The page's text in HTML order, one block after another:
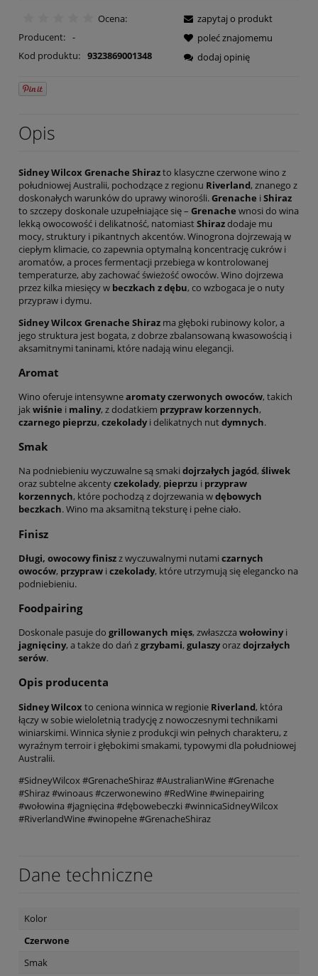
Ocena:
Producent: -
Kod produktu: 9323869001348
zapytaj o produkt
poleć znajomemu
dodaj opinię
Opis
Sidney Wilcox Grenache Shirazto klasyczne czerwone wino z
południowej Australii, pochodzące z regionu Riverland, znanego z
doskonałych warunków do uprawy winorośli.Grenache i Shiraz
to szczepy doskonale uzupełniające się – Grenache wnosi do wina
lekką owocowość i delikatność, natomiastShirazdodaje mu
mocy, struktury i pikantnych akcentów. Winogrona dojrzewają w
ciepłym klimacie, co zapewnia optymalną koncentrację cukrów i
aromatów, a proces fermentacji przebiega w kontrolowanej
temperaturze, aby zachować świeżość owoców. Wino dojrzewa
przez kilka miesięcy w beczkach z dębu, co wzbogaca je o nuty
przypraw i dymu.
Sidney Wilcox Grenache Shiraz ma głęboki rubinowy kolor, a
jego struktura jest bogata, z dobrze zbalansowaną kwasowością i
aksamitnymi taninami, które nadają winu elegancji.
Aromat
Wino oferuje intensywnearomaty czerwonych owoców, takich
jakwiśnie i maliny, z dodatkiem przypraw korzennych,
czarnego pieprzu, czekoladyi delikatnych nutdymnych.
Smak
Na podniebieniu wyczuwalne są smaki dojrzałych jagód, śliwek
oraz subtelne akcentyczekolady, pieprzu i przypraw
korzennych, które pochodzą z dojrzewania wdębowych
beczkach. Wino ma aksamitną teksturę i pełne ciało.
Finisz
Długi, owocowy finiszz wyczuwalnymi nutami czarnych
owoców, przypraw i czekolady, które utrzymują się elegancko na
podniebieniu.
Foodpairing
Doskonale pasuje do grillowanych mięs, zwłaszcza wołowinyi
jagnięciny, a także do dań zgrzybami, gulaszyorazdojrzałych
serów.
Opis producenta
Sidney Wilcox to ceniona winnica w regionie Riverland, która
łączy w sobie wieloletnią tradycję z nowoczesnymi technikami
winiarskimi. Winnica słynie z produkcji win pełnych charakteru, z
wyraźnym terroir i głębokimi smakami, typowymi dla południowej
Australii.
#SidneyWilcox #GrenacheShiraz #AustralianWine #Grenache
#Shiraz #winoaus #czerwonewino #RedWine #winepairing
#wołowina #jagnięcina #dębowebeczki #winnicaSidneyWilcox
#RiverlandWine #winopełne #GrenacheShiraz
Dane techniczne
Kolor
Czerwone
Smak